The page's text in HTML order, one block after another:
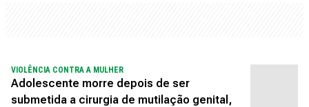
VIOLÊNCIA CONTRA A MULHER
Adolescente morre depois de ser
submetida a cirurgia de mutilação genital,